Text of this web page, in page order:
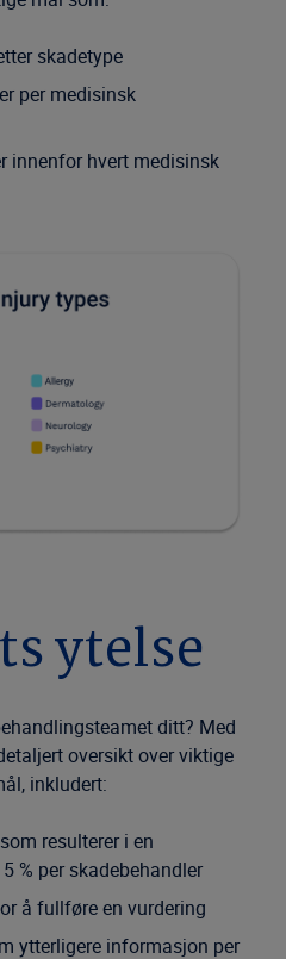
skadetype
per medisinsk
innenfor hvert medisinsk
ytelse
ditt? Med
oversikt over viktige
inkludert:
resulterer i en
% per skadebehandler
å fullføre en vurdering
ytterligere informasjon per